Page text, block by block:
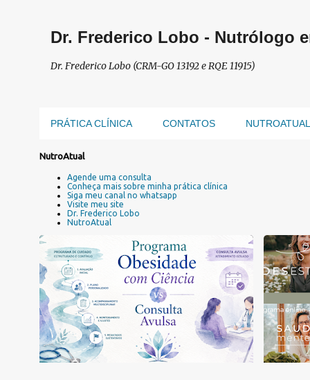
Dr. Frederico Lobo - Nutrólogo
Dr. Frederico Lobo (CRM-GO 13192 e RQE 11915)
PRÁTICA CLÍNICA CONTATOS NUTROATUAL
P
e
n
s
NutroAtual
Agende uma consulta
Conheça mais sobre minha prática clínica
Siga meu canal no whatsapp
Visite meu site
Dr. Frederico Lobo
NutroAtual
PLANO DE TRATAMENTO DA OBESIDADE +3